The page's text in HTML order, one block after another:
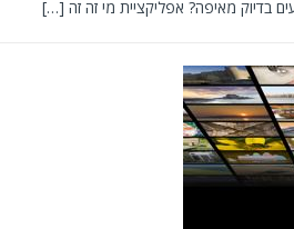
מאיפה? אפליקציית מי זה זה […]